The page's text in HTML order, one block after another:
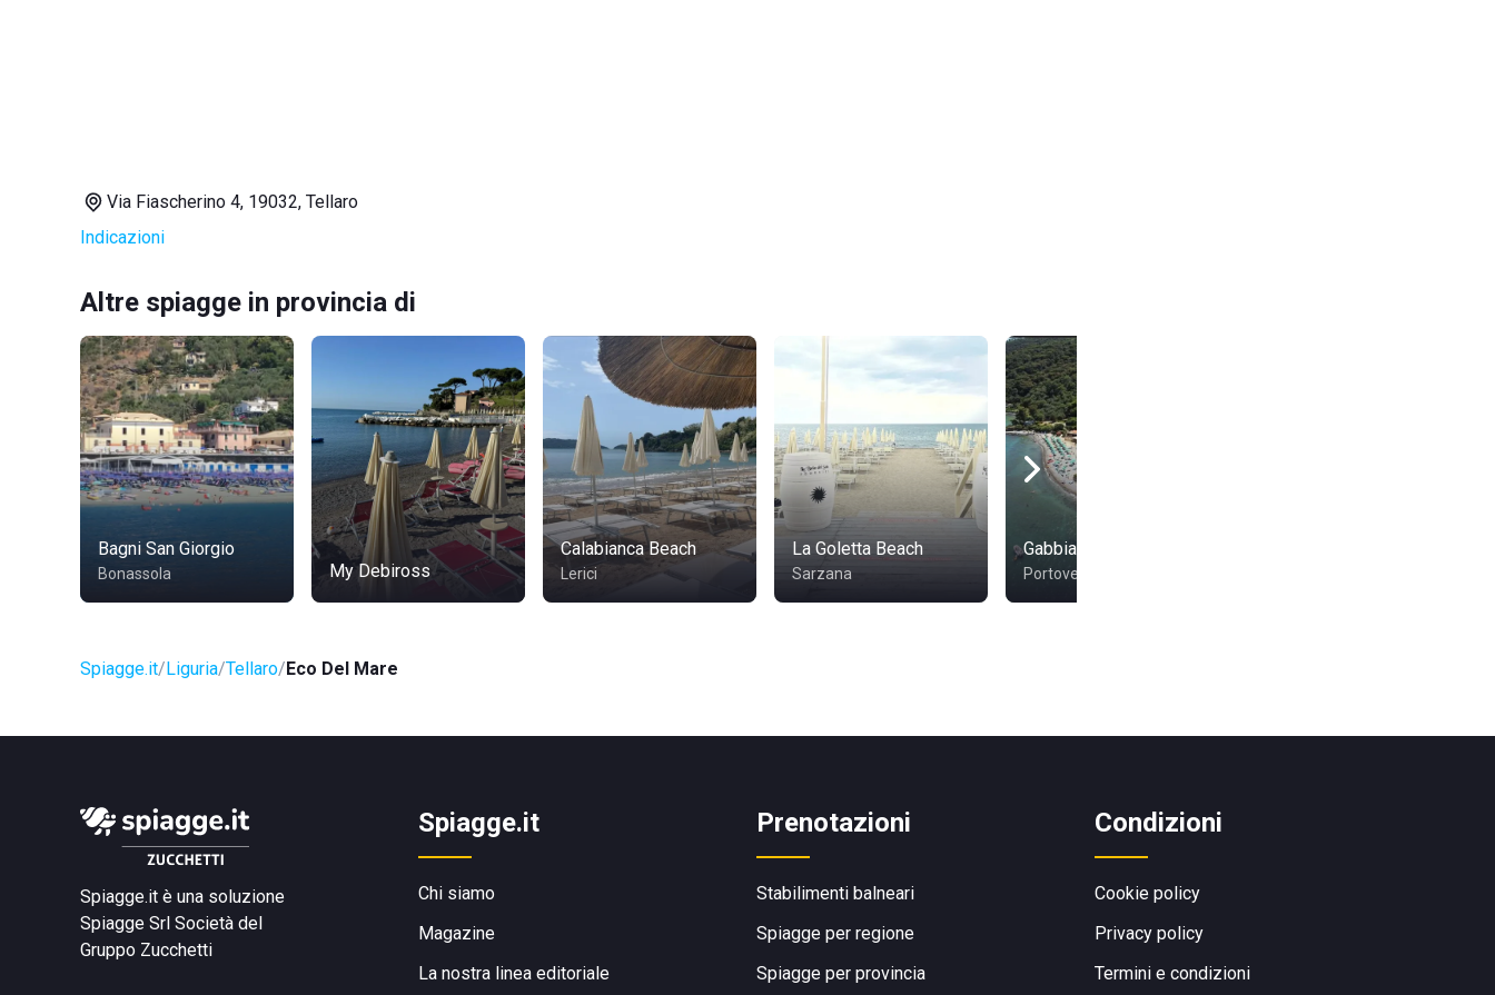
Via Fiascherino 4, 19032, Tellaro
Indicazioni
Altre spiagge in provincia di
Bagni San Giorgio
Bonassola My Debiross
Calabianca Beach
Lerici
La Goletta Beach
Sarzana
Gabbiano Beach
Portovenere
Spiagge.it Liguria Tellaro Eco Del Mare
Spiagge.it è una soluzione
Spiagge Srl Società del
Gruppo Zucchetti
Spiagge.it
Chi siamo
Magazine
La nostra linea editoriale
Prenotazioni
Stabilimenti balneari
Spiagge per regione
Spiagge per provincia
Condizioni
Cookie policy
Privacy policy
Termini e condizioni